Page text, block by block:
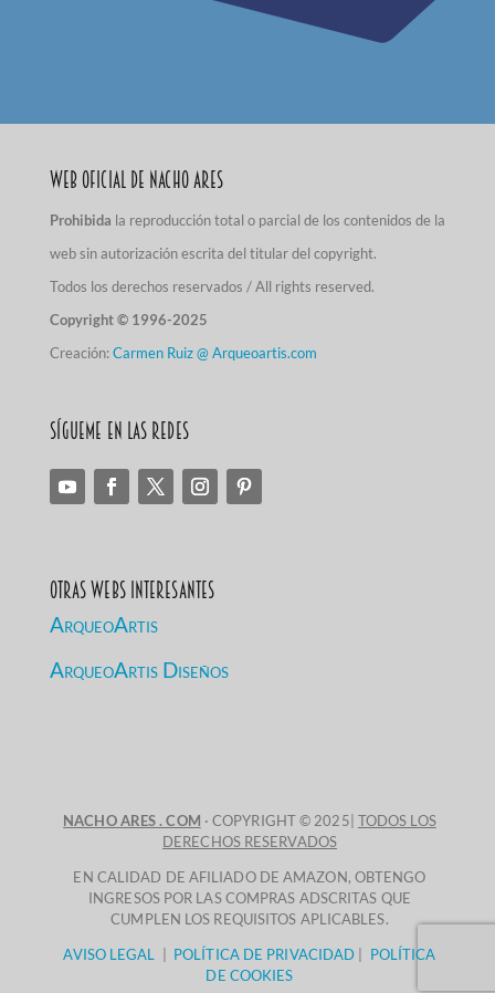
Web Oficial de Nacho Ares
Prohibida la reproducción total o parcial de los contenidos de la
web sin autorización escrita del titular del copyright.
Todos los derechos reservados / All rights reserved.
Copyright © 1996-2025
Creación:Carmen Ruiz @ Arqueoartis.com
Sígueme en las redes
Otras Webs Interesantes
ArqueoArtis
ArqueoArtis Diseños
NACHO ARES . COM · COPYRIGHT © 2025| TODOS LOS
DERECHOS RESERVADOS
EN CALIDAD DE AFILIADO DE AMAZON, OBTENGO
INGRESOS POR LAS COMPRAS ADSCRITAS QUE
CUMPLEN LOS REQUISITOS APLICABLES.
AVISO LEGAL
POLÍTICA DE PRIVACIDAD
POLÍTICA
DE COOKIES